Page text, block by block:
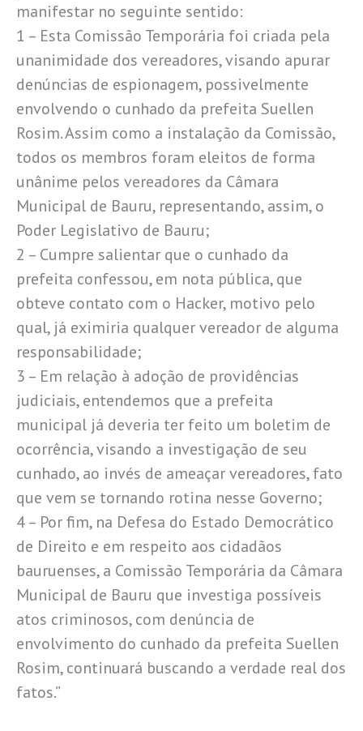
manifestar no seguinte sentido:
1 – Esta Comissão Temporária foi criada pela
unanimidade dos vereadores, visando apurar
denúncias de espionagem, possivelmente
envolvendo o cunhado da prefeita Suellen
Rosim. Assim como a instalação da Comissão,
todos os membros foram eleitos de forma
unânime pelos vereadores da Câmara
Municipal de Bauru, representando, assim, o
Poder Legislativo de Bauru;
2 – Cumpre salientar que o cunhado da
prefeita confessou, em nota pública, que
obteve contato com o Hacker, motivo pelo
qual, já eximiria qualquer vereador de alguma
responsabilidade;
3 – Em relação à adoção de providências
judiciais, entendemos que a prefeita
municipal já deveria ter feito um boletim de
ocorrência, visando a investigação de seu
cunhado, ao invés de ameaçar vereadores, fato
que vem se tornando rotina nesse Governo;
4 – Por fim, na Defesa do Estado Democrático
de Direito e em respeito aos cidadãos
bauruenses, a Comissão Temporária da Câmara
Municipal de Bauru que investiga possíveis
atos criminosos, com denúncia de
envolvimento do cunhado da prefeita Suellen
Rosim, continuará buscando a verdade real dos
fatos.”